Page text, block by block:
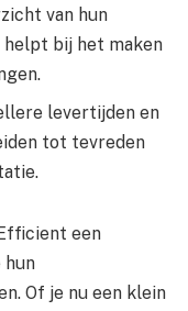
van hun
helpt bij het maken
levertijden en
tot tevreden
een
hun
Of je nu een klein